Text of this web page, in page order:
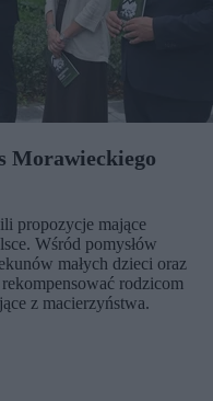
Morawieckiego
propozycje mające
Wśród pomysłów
małych dzieci oraz
rodzicom
z macierzyństwa.